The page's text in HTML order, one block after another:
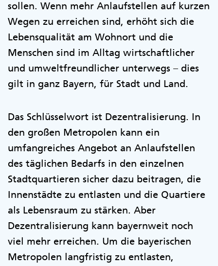
sollen. Wenn mehr Anlaufstellen auf kurzen
Wegen zu erreichen sind, erhöht sich die
Lebensqualität am Wohnort und die
Menschen sind im Alltag wirtschaftlicher
und umweltfreundlicher unterwegs – dies
gilt in ganz Bayern, für Stadt und Land.
Das Schlüsselwort ist Dezentralisierung. In
den großen Metropolen kann ein
umfangreiches Angebot an Anlaufstellen
des täglichen Bedarfs in den einzelnen
Stadtquartieren sicher dazu beitragen, die
Innenstädte zu entlasten und die Quartiere
als Lebensraum zu stärken. Aber
Dezentralisierung kann bayernweit noch
viel mehr erreichen. Um die bayerischen
Metropolen langfristig zu entlasten,